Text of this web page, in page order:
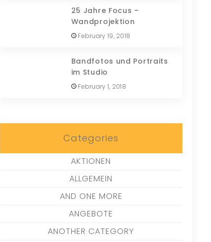
25 Jahre Focus –
Wandprojektion
February 19, 2018
Bandfotos und Portraits
im Studio
February 1, 2018
Categories
AKTIONEN
ALLGEMEIN
AND ONE MORE
ANGEBOTE
ANOTHER CATEGORY